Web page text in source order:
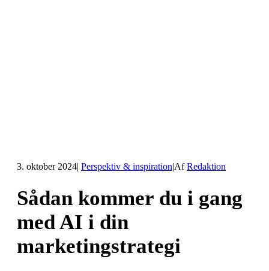
3. oktober 2024| Perspektiv & inspiration|AfRedaktion
Sådan kommer du i gang
med AI i din
marketingstrategi